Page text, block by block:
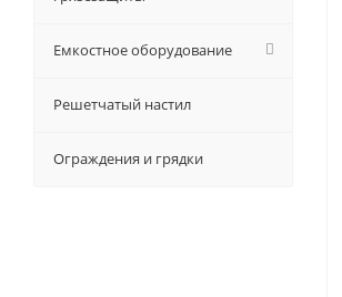
Емкостное оборудование
Решетчатый настил
Ограждения и грядки